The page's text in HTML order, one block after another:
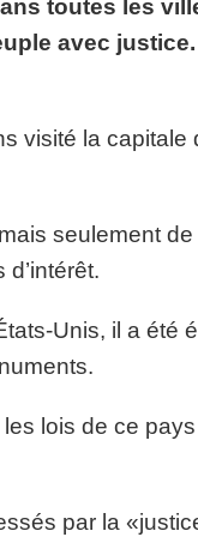
toutes les
avec justice.
visité la
seulement
Unis, il a été
lois de ce
par la